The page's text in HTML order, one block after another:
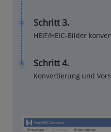
Schritt 3.
HEIF/HEIC-Bilder
Schritt 4.
Konvertierung und